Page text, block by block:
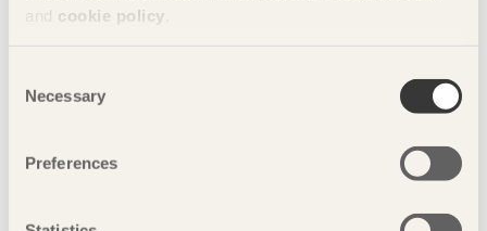
and cookie policy
Selection
Necessary
Preferences